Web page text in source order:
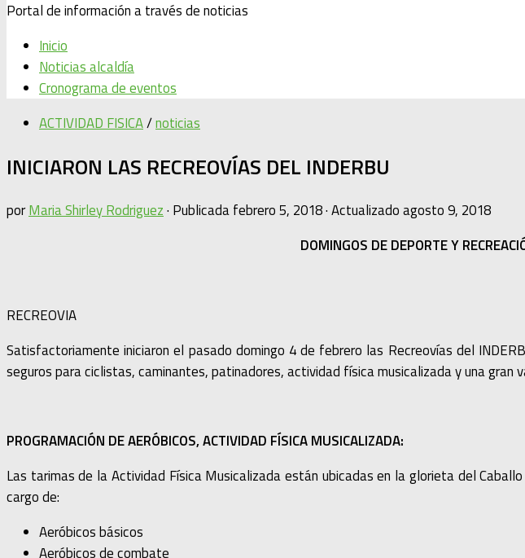
Portal de información a través de noticias
Inicio
Noticias alcaldía
Cronograma de eventos
ACTIVIDAD FISICA/noticias
INICIARON LAS RECREOVÍAS DEL INDERBU
porMaria Shirley Rodriguez· Publicadafebrero 5, 2018· Actualizadoagosto 9, 2018
DOMINGOS DE DEPORTE Y
RECREOVIA
Satisfactoriamente iniciaron el pasado domingo 4 de febrero las Recreovías del
seguros para ciclistas, caminantes, patinadores, actividad física musicalizada y una
PROGRAMACIÓN DE AERÓBICOS, ACTIVIDAD FÍSICA MUSICALIZADA:
Las tarimas de la Actividad Física Musicalizada están ubicadas en la glorieta del
cargo de:
Aeróbicos básicos
Aeróbicos de combate